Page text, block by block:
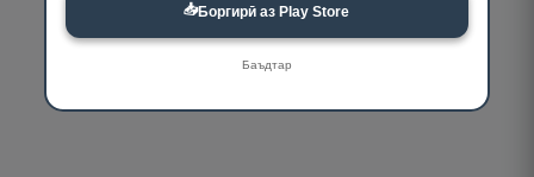
📥Боргирӣ аз Play Store
Баъдтар